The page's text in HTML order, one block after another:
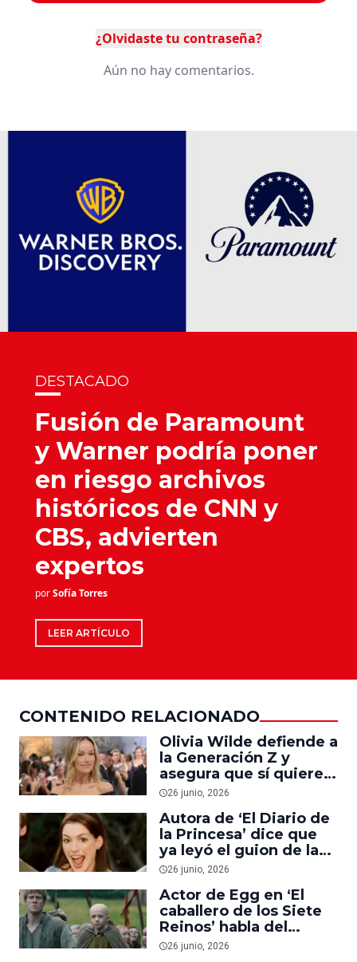
¿Olvidaste tu contraseña?
Aún no hay comentarios.
DESTACADO
Fusión de Paramount
y Warner podría poner
en riesgo archivos
históricos de CNN y
CBS, advierten
expertos
porSofía Torres
LEER ARTÍCULO
CONTENIDO RELACIONADO
Olivia Wilde defiende a
la Generación Z y
asegura que sí quiere
ver películas en cines
26 junio, 2026
Autora de ‘El Diario de
la Princesa’ dice que
ya leyó el guion de la
tercera película y es su
26 junio, 2026
Actor de Egg en ‘El
caballero de los Siete
Reinos’ habla del
futuro de la serie y
26 junio, 2026